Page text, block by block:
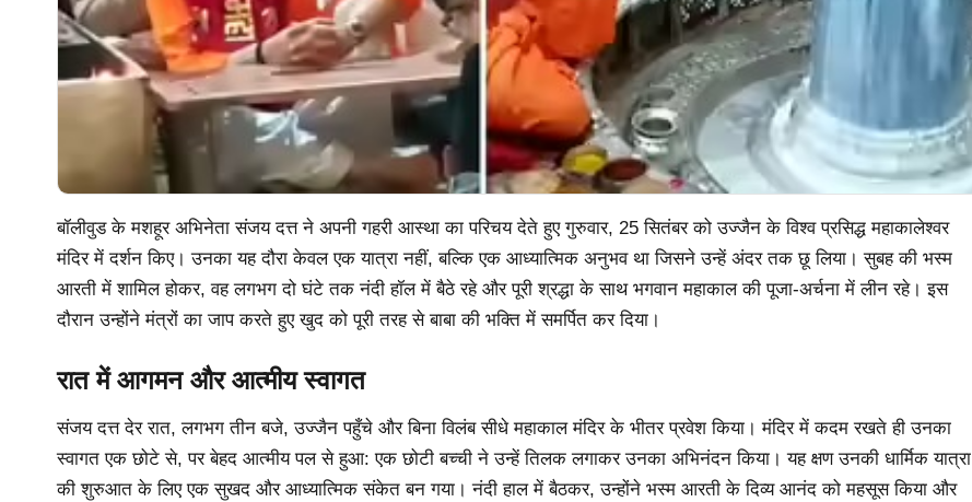
बॉलीवुड के मशहूर अभिनेता संजय दत्त ने अपनी गहरी आस्था का परिचय देते हुए गुरुवार, 25 सितंबर को उज्जैन के विश्व प्रसिद्ध महाकालेश्वर
मंदिर में दर्शन किए। उनका यह दौरा केवल एक यात्रा नहीं, बल्कि एक आध्यात्मिक अनुभव था जिसने उन्हें अंदर तक छू लिया। सुबह की भस्म
आरती में शामिल होकर, वह लगभग दो घंटे तक नंदी हॉल में बैठे रहे और पूरी श्रद्धा के साथ भगवान महाकाल की पूजा-अर्चना में लीन रहे। इस
दौरान उन्होंने मंत्रों का जाप करते हुए खुद को पूरी तरह से बाबा की भक्ति में समर्पित कर दिया।
रात में आगमन और आत्मीय स्वागत
संजय दत्त देर रात, लगभग तीन बजे, उज्जैन पहुँचे और बिना विलंब सीधे महाकाल मंदिर के भीतर प्रवेश किया। मंदिर में कदम रखते ही उनका
स्वागत एक छोटे से, पर बेहद आत्मीय पल से हुआ: एक छोटी बच्ची ने उन्हें तिलक लगाकर उनका अभिनंदन किया। यह क्षण उनकी धार्मिक यात्रा
की शुरुआत के लिए एक सुखद और आध्यात्मिक संकेत बन गया। नंदी हाल में बैठकर, उन्होंने भस्म आरती के दिव्य आनंद को महसूस किया और